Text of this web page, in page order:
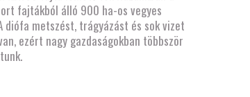
fajtákból álló 900 ha-os vegyes
diófa metszést, trágyázást és sok vizet
ezért nagy gazdaságokban többször